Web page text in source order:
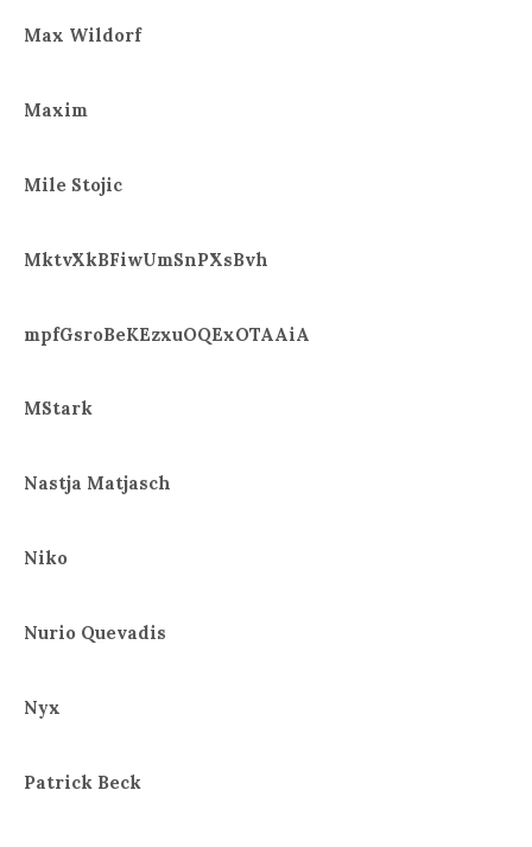
Max Wildorf
Maxim
Mile Stojic
MktvXkBFiwUmSnPXsBvh
mpfGsroBeKEzxuOQExOTAAiA
MStark
Nastja Matjasch
Niko
Nurio Quevadis
Nyx
Patrick Beck